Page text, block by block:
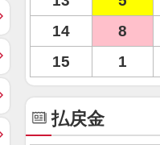
14
8
15
1
払戻金